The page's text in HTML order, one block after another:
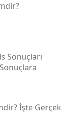
Sonuçları
İşte Gerçek